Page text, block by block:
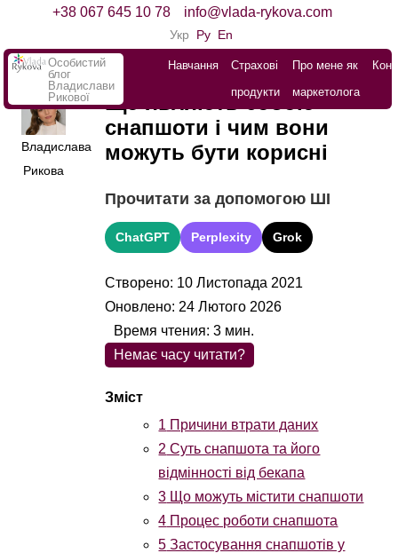
+38 067 645 10 78 info@vlada-rykova.com
Укр Ру En
Особистий
блог
Владислави
Рикової
Навчання
Страхові
продукти
Про мене як
маркетолога
Владислава
Рикова
Що являють собою
снапшоти і чим вони
можуть бути корисні
Прочитати за допомогою ШІ
ChatGPT Perplexity Grok
Створено: 10 Листопада 2021
Оновлено: 24 Лютого 2026
Немає часу читати?
1 Причини втрати даних
2 Суть снапшота та його
відмінності від бекапа
3 Що можуть містити снапшоти
4 Процес роботи снапшота
5 Застосування снапшотів у
Время чтения:3 мин.